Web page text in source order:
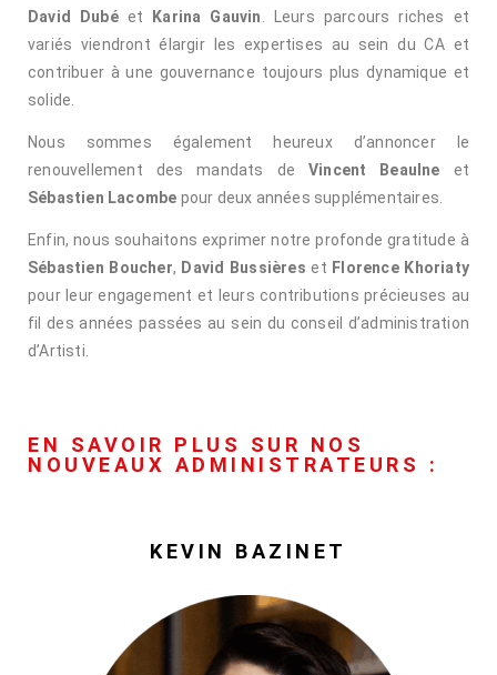
David Dubéet Karina Gauvin
. Leurs parcours riches et
variés viendront élargir les expertises au sein du CA et
contribuer à une gouvernance toujours plus dynamique et
solide.
Nous sommes également heureux d’annoncer le
renouvellement des mandats de Vincent Beaulne et
Sébastien Lacombe pour deux années supplémentaires.
Enfin, nous souhaitons exprimer notre profonde gratitude à
Sébastien Boucher, David Bussières et Florence Khoriaty
pour leur engagement et leurs contributions précieuses au
fil des années passées au sein du conseil d’administration
d’Artisti.
EN SAVOIR PLUS SUR NOS
NOUVEAUX ADMINISTRATEURS :
KEVIN BAZINET